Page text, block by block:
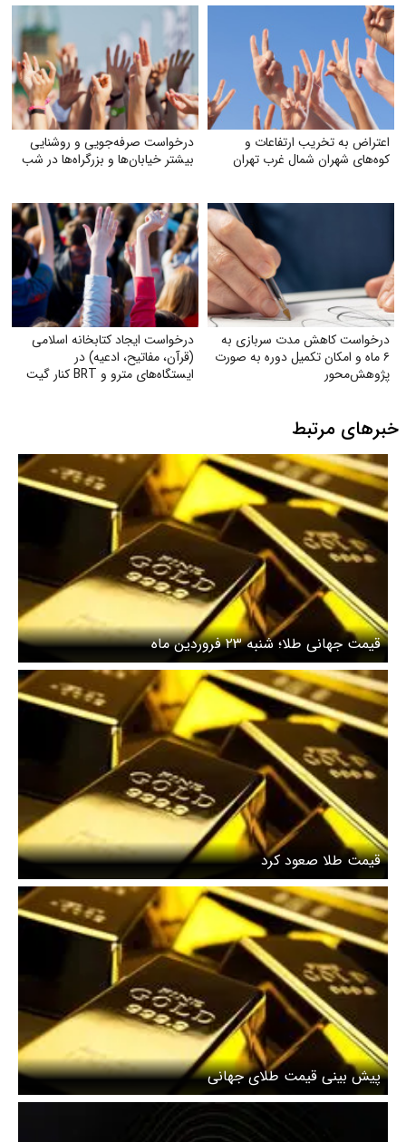
اعتراض به تخریب ارتفاعات و
کوه‌های شهران شمال غرب تهران
درخواست صرفه‌جویی و روشنایی
بیشتر خیابان‌ها و بزرگراه‌ها در شب
درخواست کاهش مدت سربازی به
۶ ماه و امکان تکمیل دوره به صورت
پژوهش‌محور
درخواست ایجاد کتابخانه اسلامی
(قرآن، مفاتیح، ادعیه) در
ایستگاه‌های مترو و BRT کنار گیت
خبرهای مرتبط
قیمت جهانی طلا؛ شنبه ۲۳ فروردین ماه
قیمت طلا صعود کرد
پیش بینی قیمت طلای جهانی